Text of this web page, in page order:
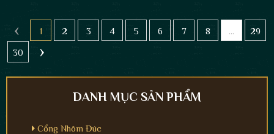
‹ 1 2 3 4 5 6 7 8 ... 29
30 ›
DANH MỤC SẢN PHẨM
Cổng Nhôm Đúc